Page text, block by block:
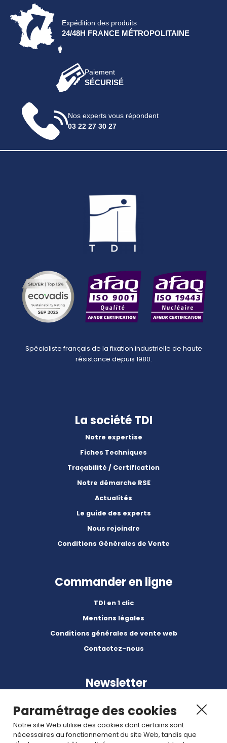
Contact
Expédition des produits
24/48H FRANCE MÉTROPOLITAINE
Paiement
SÉCURISÉ
Nos experts vous répondent
03 22 27 30 27
Spécialiste français de la fixation industrielle de haute
résistance depuis 1980.
La société TDI
Notre expertise
Fiches Techniques
Traçabilité / Certification
Notre démarche RSE
Actualités
Le guide des experts
Nous rejoindre
Conditions Générales de Vente
Commander en ligne
TDI en 1 clic
Mentions légales
Conditions générales de vente web
Contactez-nous
Newsletter
Paramétrage des cookies
Notre site Web utilise des cookies dont certains sont
nécessaires au fonctionnement du site Web, tandis que